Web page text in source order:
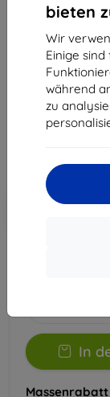
bieten
Wir
Einige
während
zu
3mk 1UP
(Vorderseite)
Geeignet für:
20,90 €
10,71 €
ohne MWSt9,00 €
In
Massenrabatt